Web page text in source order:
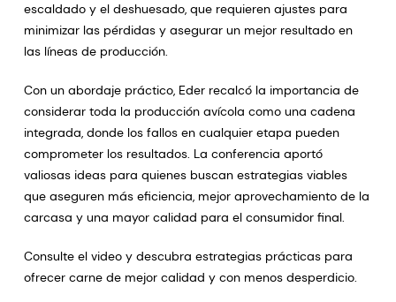
escaldado y el deshuesado, que requieren ajustes para
minimizar las pérdidas y asegurar un mejor resultado en
las líneas de producción.
Con un abordaje práctico, Eder recalcó la importancia de
considerar toda la producción avícola como una cadena
integrada, donde los fallos en cualquier etapa pueden
comprometer los resultados. La conferencia aportó
valiosas ideas para quienes buscan estrategias viables
que aseguren más eficiencia, mejor aprovechamiento de la
carcasa y una mayor calidad para el consumidor final.
Consulte el video y descubra estrategias prácticas para
ofrecer carne de mejor calidad y con menos desperdicio.